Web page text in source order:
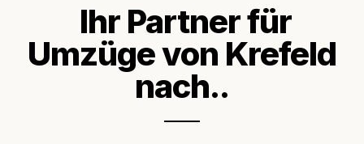
Ihr Partner für
Umzüge von Krefeld
nach..